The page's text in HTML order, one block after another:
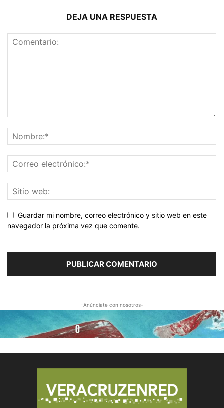
DEJA UNA RESPUESTA
Guardar mi nombre, correo electrónico y sitio web en este
navegador la próxima vez que comente.
-Anúnciate con nosotros-